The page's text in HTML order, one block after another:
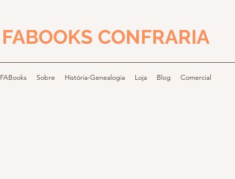
FABOOKS CONFRARIA
FABooks Sobre História-Genealogia Loja Blog Comercial